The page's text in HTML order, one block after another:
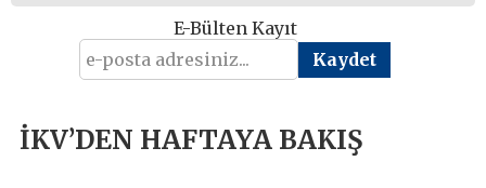
E-Bülten Kayıt
İKV’DEN HAFTAYA BAKIŞ